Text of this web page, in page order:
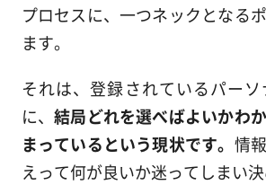
プロセスに、一つネックとなる
ます。
それは、登録されているパー
に、結局どれを選べばよいかわ
まっているという現状です。 情
えって何が良いか迷ってしまい決